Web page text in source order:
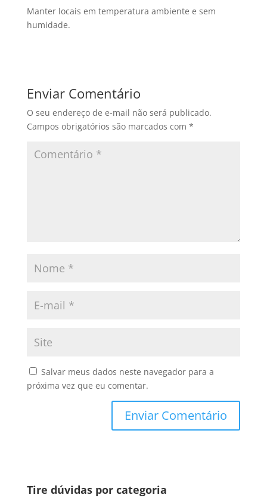
Manter locais em temperatura ambiente e sem
humidade.
Enviar Comentário
O seu endereço de e-mail não será publicado.
Campos obrigatórios são marcados com *
Salvar meus dados neste navegador para a
próxima vez que eu comentar.
Tire dúvidas por categoria